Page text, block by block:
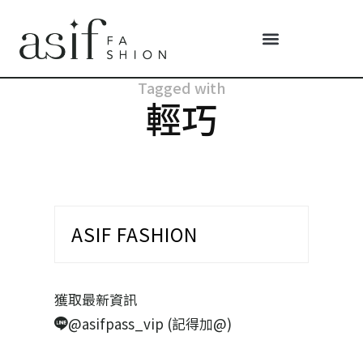
Tagged with
輕巧
ASIF FASHION
獲取最新資訊
@asifpass_vip (記得加@)